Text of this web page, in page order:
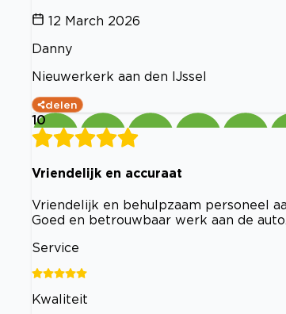
12 March 2026
Danny
Nieuwerkerk aan den IJssel
delen
10
Vriendelijk en accuraat
Vriendelijk en behulpzaam personeel
Goed en betrouwbaar werk aan de auto.
Service
Kwaliteit